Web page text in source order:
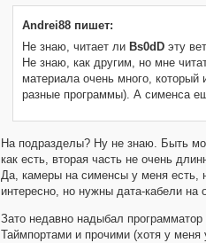
Andrei88 пишет:
Не знаю, читает ли Bs0dDэту
Не знаю, как другим, но мне
материала очень много,
разные программы). А сименса
На подразделы? Ну не знаю. Быть
как есть, вторая часть не очень
Да, камеры на сименсы у меня есть,
интересно, но нужны дата-кабели на
Зато недавно надыбал
Таймпортами и прочими (хотя у